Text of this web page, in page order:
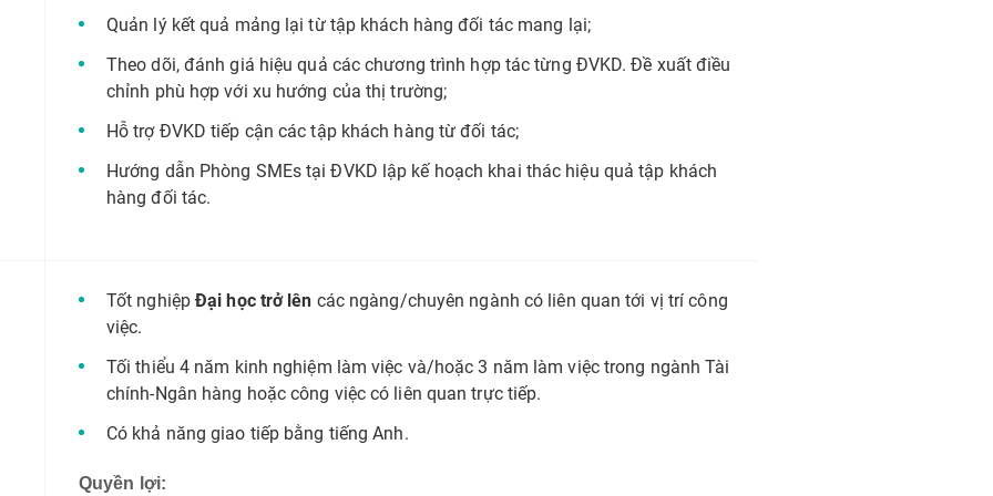
Quản lý kết quả mảng lại từ tập khách hàng đối tác mang lại;
Theo dõi, đánh giá hiệu quả các chương trình hợp tác từng ĐVKD. Đề xuất điều
chỉnh phù hợp với xu hướng của thị trường;
Hỗ trợ ĐVKD tiếp cận các tập khách hàng từ đối tác;
Hướng dẫn Phòng SMEs tại ĐVKD lập kế hoạch khai thác hiệu quả tập khách
hàng đối tác.
Tốt nghiệpĐại học trở lên các ngàng/chuyên ngành có liên quan tới vị trí công
việc.
Tối thiểu 4 năm kinh nghiệm làm việc và/hoặc 3 năm làm việc trong ngành Tài
chính-Ngân hàng hoặc công việc có liên quan trực tiếp.
Có khả năng giao tiếp bằng tiếng Anh.
Quyền lợi: